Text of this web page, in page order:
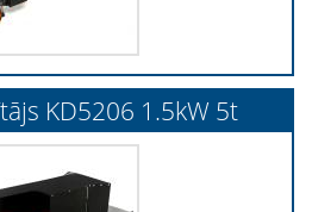
KD5206 1.5kW 5t